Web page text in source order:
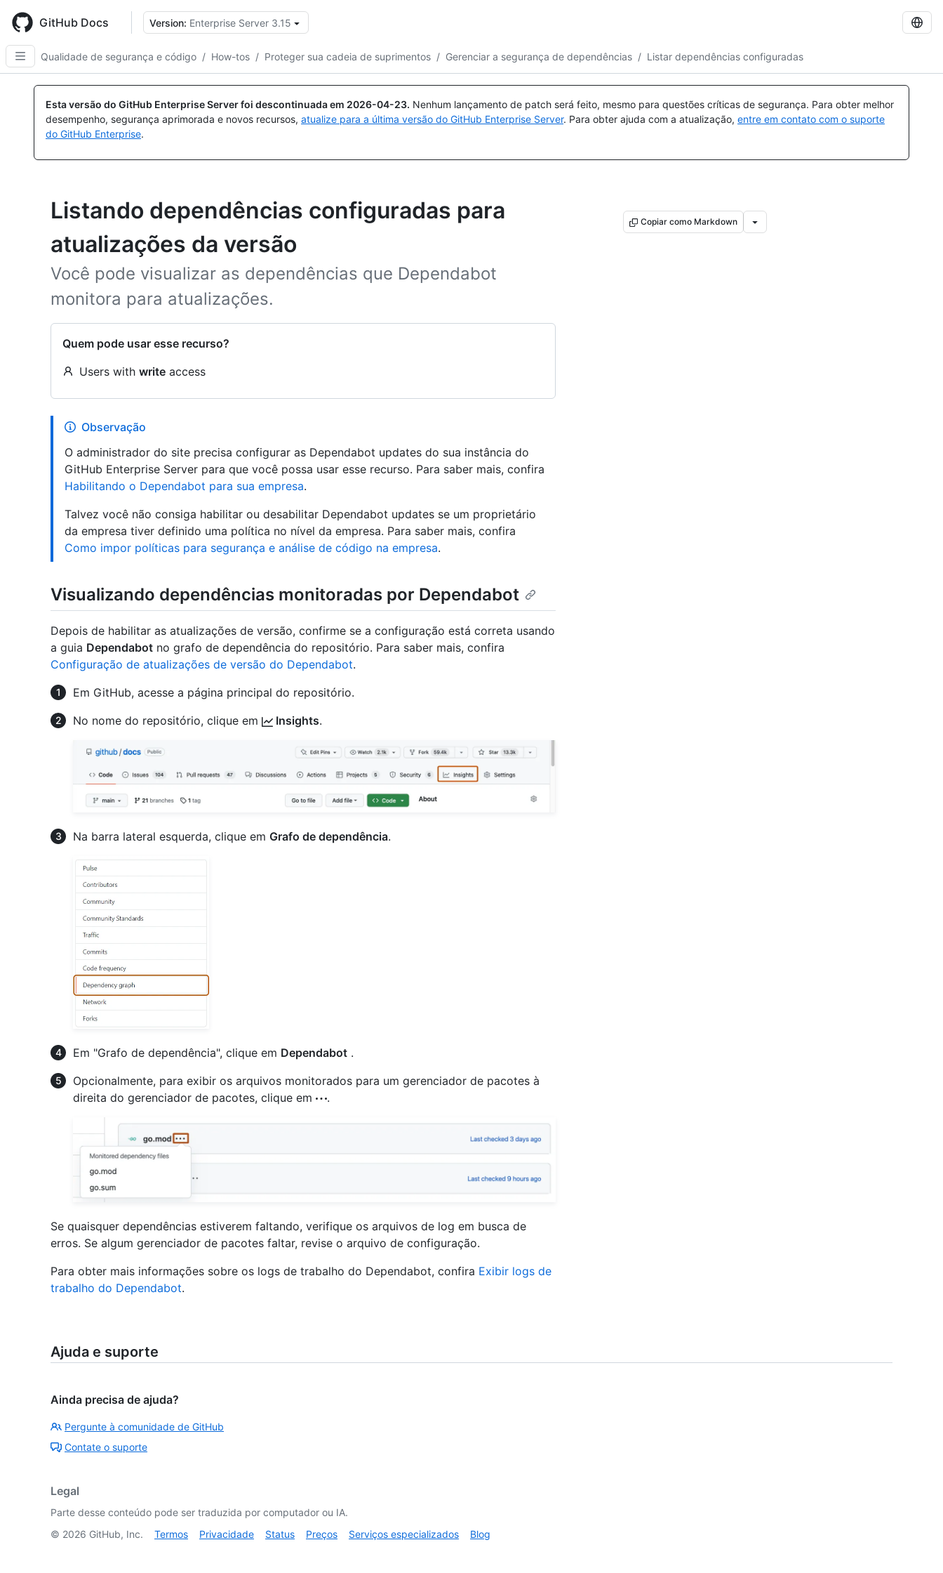
main
content
GitHub Docs Version: Enterprise Server 3.15
Qualidade de segurança e código / How-tos / Proteger sua cadeia de suprimentos / Gerenciar a segurança de dependências / Listar dependências configuradas
Esta versão do GitHub Enterprise Server foi descontinuada em 2026-04-23. Nenhum lançamento de patch será feito, mesmo para questões críticas de segurança. Para obter melhor
desempenho, segurança aprimorada e novos recursos, atualize para a última versão do GitHub Enterprise Server. Para obter ajuda com a atualização, entre em contato com o suporte
do GitHub Enterprise.
Listando dependências configuradas para
atualizações da versão
Você pode visualizar as dependências que Dependabot
monitora para atualizações.
Quem pode usar esse recurso?
Users with write access
Copiar como Markdown
Observação
O administrador do site precisa configurar as Dependabot updates do sua instância do
GitHub Enterprise Server para que você possa usar esse recurso. Para saber mais, confira
Habilitando o Dependabot para sua empresa.
Talvez você não consiga habilitar ou desabilitar Dependabot updates se um proprietário
da empresa tiver definido uma política no nível da empresa. Para saber mais, confira
Como impor políticas para segurança e análise de código na empresa.
Visualizando dependências monitoradas por Dependabot
Depois de habilitar as atualizações de versão, confirme se a configuração está correta usando
a guia Dependabot no grafo de dependência do repositório. Para saber mais, confira
Configuração de atualizações de versão do Dependabot.
Em GitHub, acesse a página principal do repositório.
No nome do repositório, clique em
Insights.
Na barra lateral esquerda, clique em Grafo de dependência.
Em "Grafo de dependência", clique em Dependabot .
Opcionalmente, para exibir os arquivos monitorados para um gerenciador de pacotes à
direita do gerenciador de pacotes, clique em
.
Se quaisquer dependências estiverem faltando, verifique os arquivos de log em busca de
erros. Se algum gerenciador de pacotes faltar, revise o arquivo de configuração.
Para obter mais informações sobre os logs de trabalho do Dependabot, confira Exibir logs de
trabalho do Dependabot.
Ajuda e suporte
Ainda precisa de ajuda?
Pergunte à comunidade de GitHub
Contate o suporte
Legal
Parte desse conteúdo pode ser traduzida por computador ou IA.
© 2026 GitHub, Inc. Termos Privacidade Status Preços Serviços especializados Blog